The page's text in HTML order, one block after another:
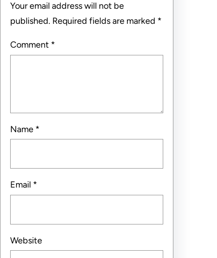
Your email address will not be
published. Required fields are marked *
Comment *
Name *
Email *
Website